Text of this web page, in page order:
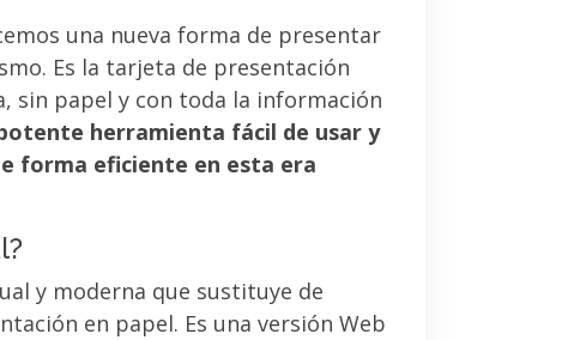
una nueva forma de presentar
Es la tarjeta de presentación
sin papel y con toda la información
herramienta fácil de usar y
forma eficiente en esta era
y moderna que sustituye de
en papel. Es una versión Web